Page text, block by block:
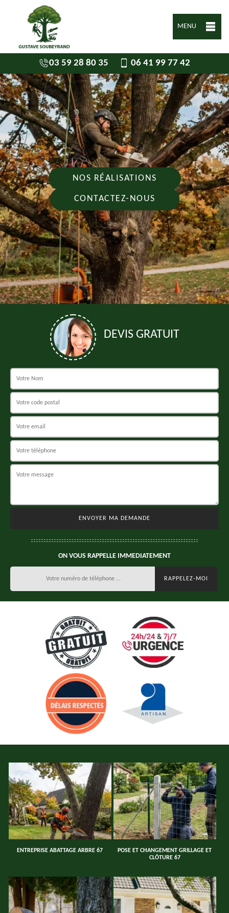
MENU
03 59 28 80 35 06 41 99 77 42
NOS RÉALISATIONS
CONTACTEZ-NOUS
DEVIS GRATUIT
ON VOUS RAPPELLE IMMEDIATEMENT
ENTREPRISE ABATTAGE ARBRE 67
POSE ET CHANGEMENT GRILLAGE ET
CLÔTURE 67